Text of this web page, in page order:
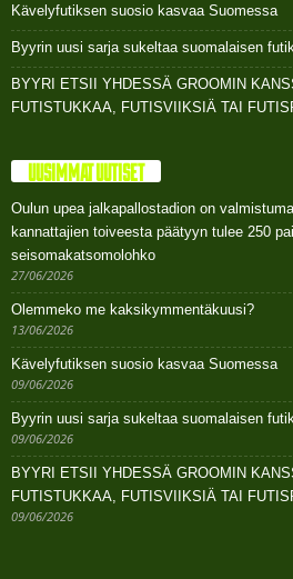
Kävelyfutiksen suosio kasvaa Suomessa
Byyrin uusi sarja sukeltaa suomalaisen
BYYRI ETSII YHDESSÄ GROOMIN
FUTISTUKKAA, FUTISVIIKSIÄ TAI
UUSIMMAT UUTISET
Oulun upea jalkapallostadion on
kannattajien toiveesta päätyyn tulee 250
seisomakatsomolohko
27/06/2026
Olemmeko me kaksikymmentäkuusi?
13/06/2026
Kävelyfutiksen suosio kasvaa Suomessa
09/06/2026
Byyrin uusi sarja sukeltaa suomalaisen
09/06/2026
BYYRI ETSII YHDESSÄ GROOMIN
FUTISTUKKAA, FUTISVIIKSIÄ TAI
09/06/2026